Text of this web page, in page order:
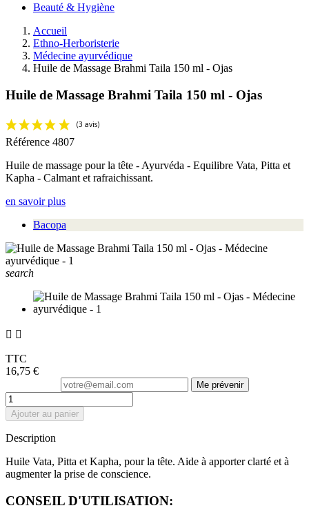
Beauté & Hygiène
Accueil
Ethno-Herboristerie
Médecine ayurvédique
Huile de Massage Brahmi Taila 150 ml - Ojas
Huile de Massage Brahmi Taila 150 ml - Ojas
Référence 4807
Huile de massage pour la tête - Ayurvéda - Equilibre Vata, Pitta et
Kapha - Calmant et rafraichissant.
en savoir plus
Bacopa
search
 
TTC
16,75 €
Me prévenir
Ajouter au panier
Description
Huile Vata, Pitta et Kapha, pour la tête. Aide à apporter clarté et à
augmenter la prise de conscience.
CONSEIL D'UTILISATION: